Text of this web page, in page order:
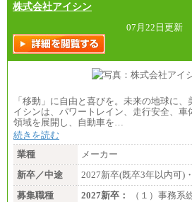
株式会社アイシン
07月22日更新
「移動」に自由と喜びを。未来の地球に
イシンは、パワートレイン、走行安全、車
領域を展開し、自動車を…
続きを読む
業種
メーカー
新卒／中途
2027新卒(既卒3年以内可)
募集職種
2027新卒：
（１）事務系